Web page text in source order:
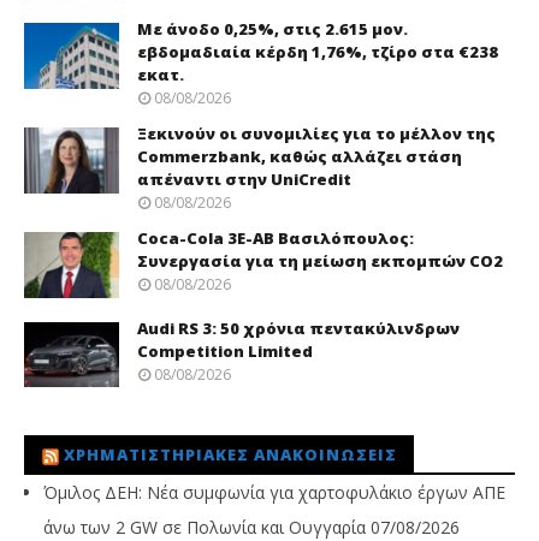
Με άνοδο 0,25%, στις 2.615 μον.
εβδομαδιαία κέρδη 1,76%, τζίρο στα €238
εκατ.
08/08/2026
Ξεκινούν οι συνομιλίες για το μέλλον της
Commerzbank, καθώς αλλάζει στάση
απέναντι στην UniCredit
08/08/2026
Coca-Cola 3Ε-ΑΒ Βασιλόπουλος:
Συνεργασία για τη μείωση εκπομπών CO2
08/08/2026
Audi RS 3: 50 χρόνια πεντακύλινδρων
Competition Limited
08/08/2026
ΧΡΗΜΑΤΙΣΤΗΡΙΑΚΈΣ ΑΝΑΚΟΙΝΏΣΕΙΣ
Όμιλος ΔΕΗ: Νέα συμφωνία για χαρτοφυλάκιο έργων ΑΠΕ
άνω των 2 GW σε Πολωνία και Ουγγαρία 07/08/2026